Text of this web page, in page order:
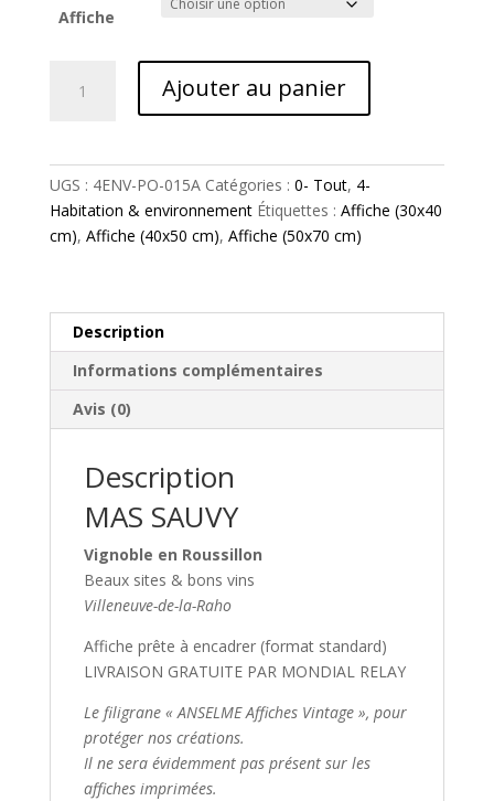
Affiche
N°15A
Ajouter au panier
UGS : 4ENV-PO-015A Catégories : 0- Tout, 4-
Habitation & environnement Étiquettes : Affiche (30x40
cm), Affiche (40x50 cm), Affiche (50x70 cm)
Description
Informations complémentaires
Avis (0)
Description
MAS SAUVY
Vignoble en Roussillon
Beaux sites & bons vins
Villeneuve-de-la-Raho
Affiche prête à encadrer (format standard)
LIVRAISON GRATUITE PAR MONDIAL RELAY
Le filigrane « ANSELME Affiches Vintage », pour
protéger nos créations.
Il ne sera évidemment pas présent sur les
affiches imprimées.